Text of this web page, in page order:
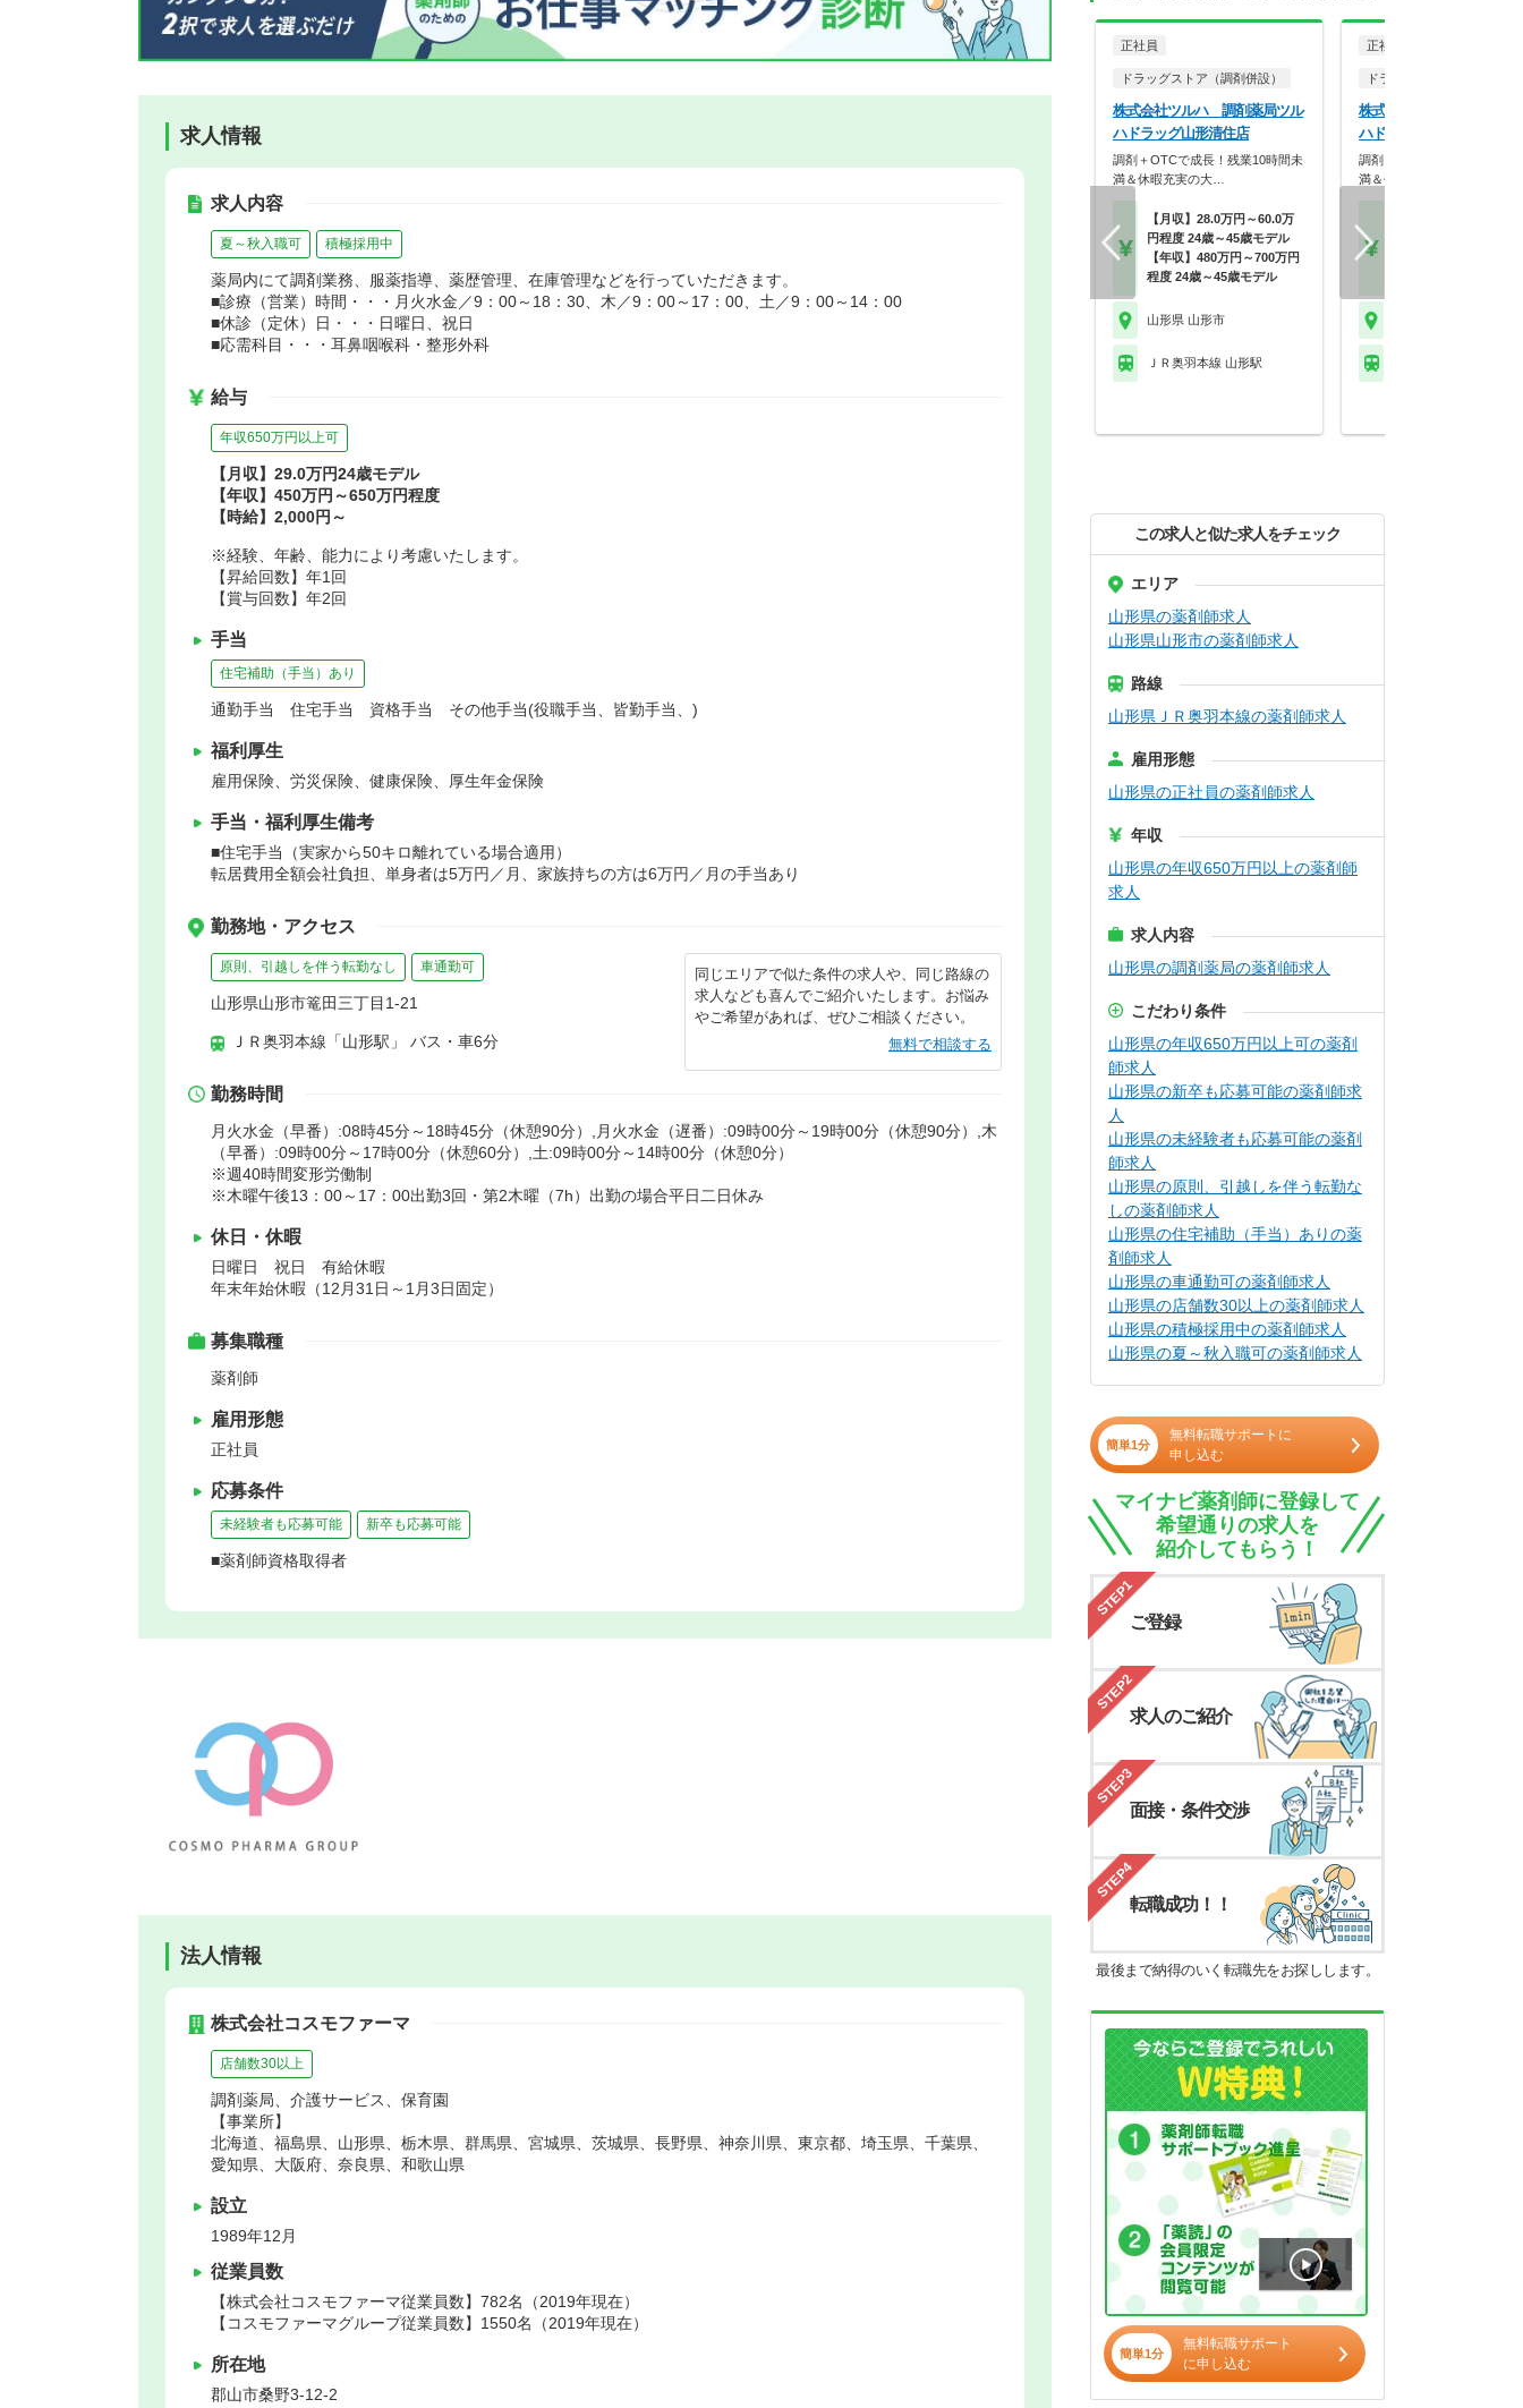
求人情報
求人内容
夏～秋入職可 積極採用中
薬局内にて調剤業務、服薬指導、薬歴管理、在庫管理などを行っていただきます。
■診療（営業）時間・・・月火水金／9：00～18：30、木／9：00～17：00、土／9：00～14：00
■休診（定休）日・・・日曜日、祝日
■応需科目・・・耳鼻咽喉科・整形外科
給与
年収650万円以上可
【月収】29.0万円24歳モデル
【年収】450万円～650万円程度
【時給】2,000円～
※経験、年齢、能力により考慮いたします。
【昇給回数】年1回
【賞与回数】年2回
手当
住宅補助（手当）あり
通勤手当 住宅手当 資格手当 その他手当(役職手当、皆勤手当、)
福利厚生
雇用保険、労災保険、健康保険、厚生年金保険
手当・福利厚生備考
■住宅手当（実家から50キロ離れている場合適用）
転居費用全額会社負担、単身者は5万円／月、家族持ちの方は6万円／月の手当あり
勤務地・アクセス
原則、引越しを伴う転勤なし 車通勤可
山形県山形市篭田三丁目1-21
ＪＲ奥羽本線「山形駅」 バス・車6分
同じエリアで似た条件の求人や、同じ路線の
求人なども喜んでご紹介いたします。お悩み
やご希望があれば、ぜひご相談ください。
無料で相談する
勤務時間
月火水金（早番）:08時45分～18時45分（休憩90分）,月火水金（遅番）:09時00分～19時00分（休憩90分）,木
（早番）:09時00分～17時00分（休憩60分）,土:09時00分～14時00分（休憩0分）
※週40時間変形労働制
※木曜午後13：00～17：00出勤3回・第2木曜（7h）出勤の場合平日二日休み
休日・休暇
日曜日 祝日 有給休暇
年末年始休暇（12月31日～1月3日固定）
募集職種
薬剤師
雇用形態
正社員
応募条件
未経験者も応募可能 新卒も応募可能
■薬剤師資格取得者
法人情報
株式会社コスモファーマ
店舗数30以上
調剤薬局、介護サービス、保育園
【事業所】
北海道、福島県、山形県、栃木県、群馬県、宮城県、茨城県、長野県、神奈川県、東京都、埼玉県、千葉県、
愛知県、大阪府、奈良県、和歌山県
設立
1989年12月
従業員数
【株式会社コスモファーマ従業員数】782名（2019年現在）
【コスモファーマグループ従業員数】1550名（2019年現在）
所在地
郡山市桑野3‐12‐2
正社員
ドラッグストア（調剤併設）
株式会社ツルハ 調剤薬局ツル
ハドラッグ山形清住店
調剤＋OTCで成長！残業10時間未
満＆休暇充実の大…
【月収】28.0万円～60.0万
円程度 24歳～45歳モデル
【年収】480万円～700万円
程度 24歳～45歳モデル
山形県 山形市
ＪＲ奥羽本線 山形駅
正社員
ドラッグストア（調剤併設
株式会社ツルハ 調剤薬
ハドラッグ 山形南原店
調剤＋OTCで成長！残業10
満＆休暇充実の大…
この求人と似た求人をチェック
エリア
山形県の薬剤師求人
山形県山形市の薬剤師求人
路線
山形県ＪＲ奥羽本線の薬剤師求人
雇用形態
山形県の正社員の薬剤師求人
年収
山形県の年収650万円以上の薬剤師
求人
求人内容
山形県の調剤薬局の薬剤師求人
こだわり条件
山形県の年収650万円以上可の薬剤
師求人
山形県の新卒も応募可能の薬剤師求
人
山形県の未経験者も応募可能の薬剤
師求人
山形県の原則、引越しを伴う転勤な
しの薬剤師求人
山形県の住宅補助（手当）ありの薬
剤師求人
山形県の車通勤可の薬剤師求人
山形県の店舗数30以上の薬剤師求人
山形県の積極採用中の薬剤師求人
山形県の夏～秋入職可の薬剤師求人
簡単1分
無料転職サポートに
申し込む
マイナビ薬剤師に登録して
希望通りの求人を
紹介してもらう！
STEP1
ご登録
STEP2
求人のご紹介
STEP3
面接・条件交渉
STEP4
転職成功！！
最後まで納得のいく転職先をお探しします。
簡単1分
無料転職サポート
に申し込む